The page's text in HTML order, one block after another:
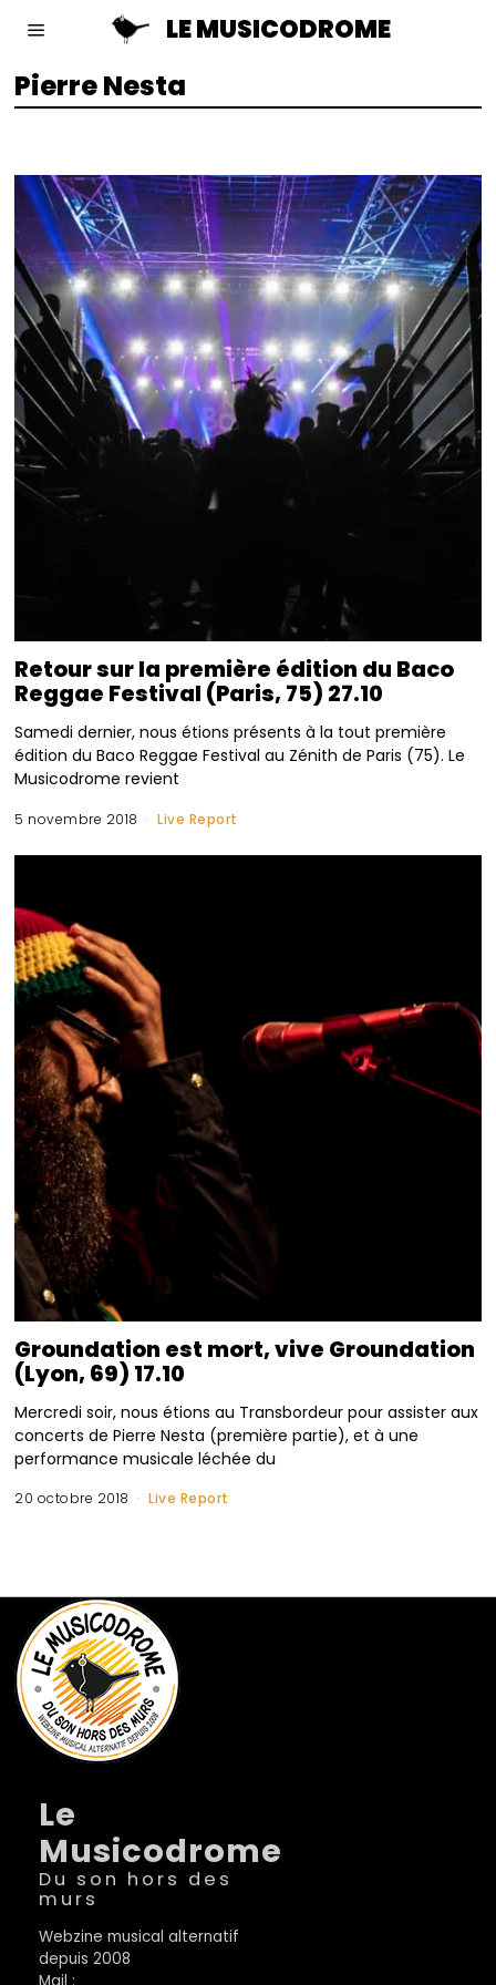
LE MUSICODROME
Pierre Nesta
Retour sur la première édition du Baco
Reggae Festival (Paris, 75) 27.10
Samedi dernier, nous étions présents à la tout première
édition du Baco Reggae Festival au Zénith de Paris (75). Le
Musicodrome revient
5 novembre 2018 Live Report
Groundation est mort, vive Groundation
(Lyon, 69) 17.10
Mercredi soir, nous étions au Transbordeur pour assister aux
concerts de Pierre Nesta (première partie), et à une
performance musicale léchée du
20 octobre 2018 Live Report
Le
Musicodrome
Du son hors des
murs
Webzine musical alternatif
depuis 2008